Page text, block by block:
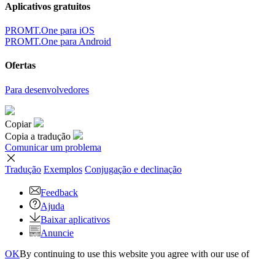
Aplicativos gratuitos
PROMT.One para iOS
PROMT.One para Android
Ofertas
Para desenvolvedores
Copiar
Copia a tradução
Comunicar um problema
Tradução Exemplos Conjugação e declinação
Feedback
Ajuda
Baixar aplicativos
Anuncie
OKBy continuing to use this website you agree with our use of